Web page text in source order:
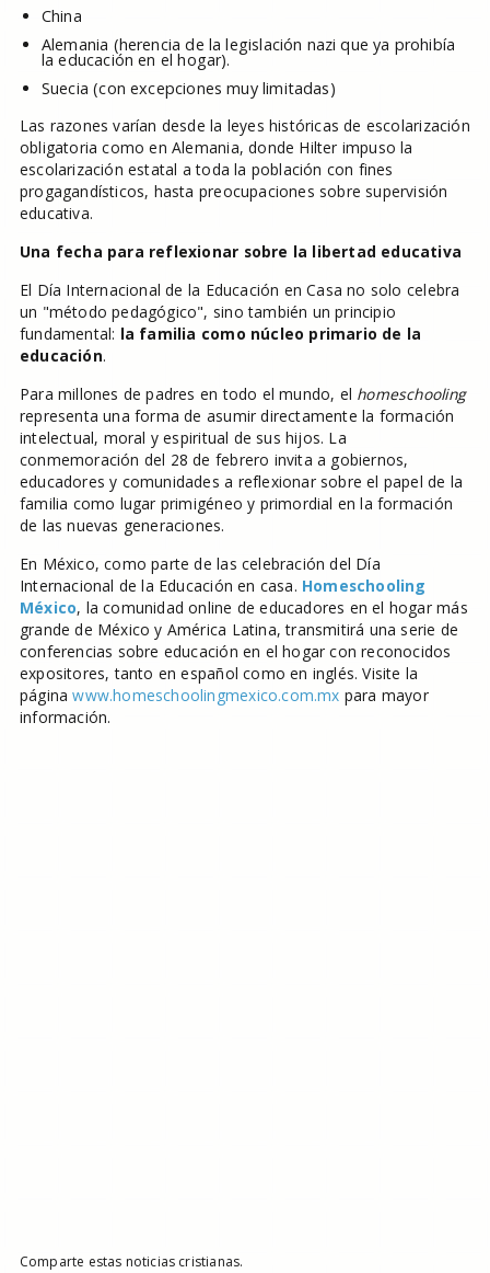
China
Alemania (herencia de la legislación nazi que ya prohibía
la educación en el hogar).
Suecia (con excepciones muy limitadas)
Las razones varían desde la leyes históricas de escolarización
obligatoria como en Alemania, donde Hilter impuso la
escolarización estatal a toda la población con fines
progagandísticos, hasta preocupaciones sobre supervisión
educativa.
Una fecha para reflexionar sobre la libertad educativa
El Día Internacional de la Educación en Casa no solo celebra
un "método pedagógico", sino también un principio
fundamental: la familia como núcleo primario de la
educación.
Para millones de padres en todo el mundo, el homeschooling
representa una forma de asumir directamente la formación
intelectual, moral y espiritual de sus hijos. La
conmemoración del 28 de febrero invita a gobiernos,
educadores y comunidades a reflexionar sobre el papel de la
familia como lugar primigéneo y primordial en la formación
de las nuevas generaciones.
En México, como parte de las celebración del Día
Internacional de la Educación en casa. Homeschooling
México, la comunidad online de educadores en el hogar más
grande de México y América Latina, transmitirá una serie de
conferencias sobre educación en el hogar con reconocidos
expositores, tanto en español como en inglés. Visite la
páginawww.homeschoolingmexico.com.mx para mayor
información.
Comparte estas noticias cristianas.